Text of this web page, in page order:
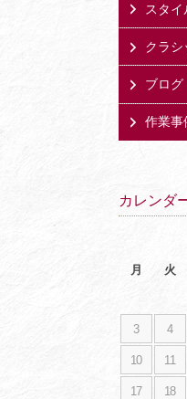
スタイ
クラシ
ブログ
作業事
カレンダ
月 火
3 4
10 11
17 18